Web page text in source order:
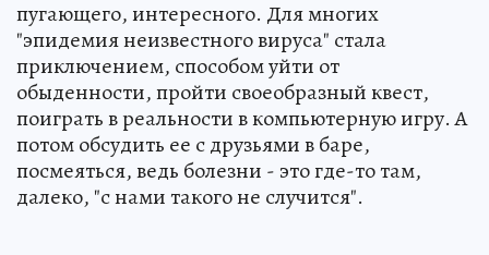
пугающего, интересного. Для многих
"эпидемия неизвестного вируса" стала
приключением, способом уйти от
обыденности, пройти своеобразный квест,
поиграть в реальности в компьютерную игру. А
потом обсудить ее с друзьями в баре,
посмеяться, ведь болезни - это где-то там,
далеко, "с нами такого не случится".